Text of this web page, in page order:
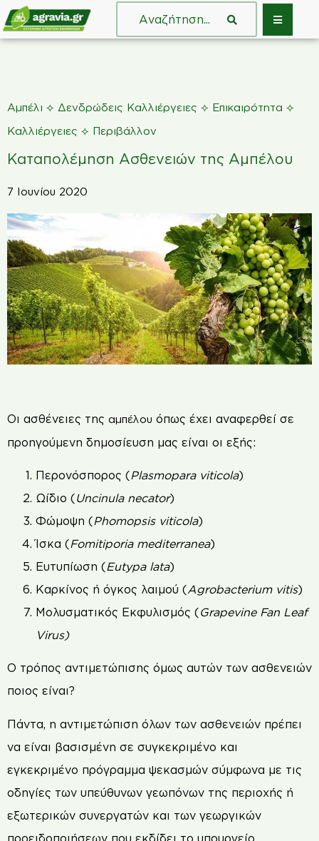
Αμπέλι ⟡ Δενδρώδεις Καλλιέργειες ⟡ Επικαιρότητα ⟡
Καλλιέργειες ⟡ Περιβάλλον
Καταπολέμηση Ασθενειών της Αμπέλου
7 Ιουνίου 2020
Οι ασθένειες της αμπέλου όπως έχει αναφερθεί σε
προηγούμενη δημοσίευση μας είναι οι εξής:
Περονόσπορος (Plasmopara viticola)
Ωίδιο (Uncinula necator)
Φώμοψη (Phomopsis viticola)
Ίσκα (Fomitiporia mediterranea)
Ευτυπίωση (Eutypa lata)
Καρκίνος ή όγκος λαιμού (Agrobacterium vitis)
Μολυσματικός Εκφυλισμός (Grapevine Fan Leaf
Virus)
Ο τρόπος αντιμετώπισης όμως αυτών των ασθενειών
ποιος είναι?
Πάντα, η αντιμετώπιση όλων των ασθενειών πρέπει
να είναι βασισμένη σε συγκεκριμένο και
εγκεκριμένο πρόγραμμα ψεκασμών σύμφωνα με τις
οδηγίες των υπεύθυνων γεωπόνων της περιοχής ή
εξωτερικών συνεργατών και των γεωργικών
προειδοποιήσεων που εκδίδει το υπουργείο.